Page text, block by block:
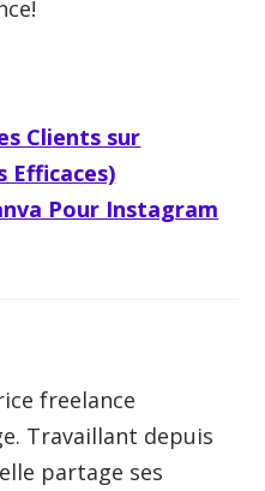
Clients sur
Efficaces)
Pour Instagram
freelance
Travaillant depuis
partage ses